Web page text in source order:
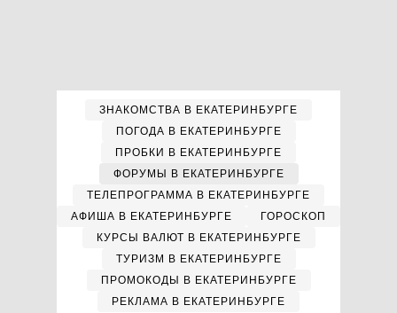
ЗНАКОМСТВА В ЕКАТЕРИНБУРГЕ
ПОГОДА В ЕКАТЕРИНБУРГЕ
ПРОБКИ В ЕКАТЕРИНБУРГЕ
ФОРУМЫ В ЕКАТЕРИНБУРГЕ
ТЕЛЕПРОГРАММА В ЕКАТЕРИНБУРГЕ
АФИША В ЕКАТЕРИНБУРГЕ
ГОРОСКОП
КУРСЫ ВАЛЮТ В ЕКАТЕРИНБУРГЕ
ТУРИЗМ В ЕКАТЕРИНБУРГЕ
ПРОМОКОДЫ В ЕКАТЕРИНБУРГЕ
РЕКЛАМА В ЕКАТЕРИНБУРГЕ